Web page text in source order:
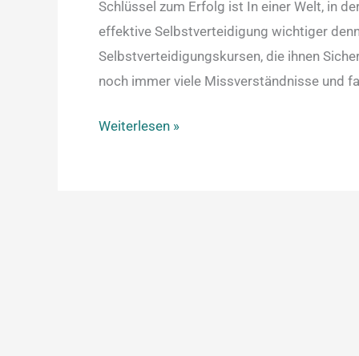
Schlüssel zum Erfolg ist In einer Welt, in
effektive Selbstverteidigung wichtiger
Selbstverteidigungskursen, die ihnen
noch immer viele Missverständnisse und
Weiterlesen »